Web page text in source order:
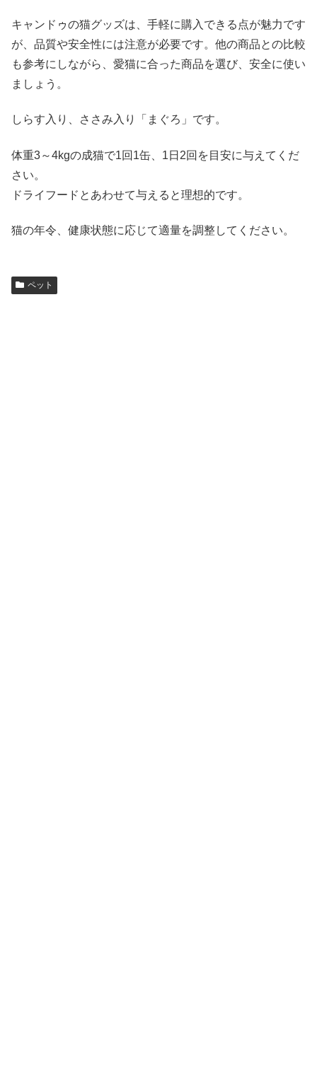
キャンドゥの猫グッズは、手軽に購入できる点が魅力です
が、品質や安全性には注意が必要です。他の商品との比較
も参考にしながら、愛猫に合った商品を選び、安全に使い
ましょう。
しらす入り、ささみ入り「まぐろ」です。
体重3～4kgの成猫で1回1缶、1日2回を目安に与えてくだ
さい。
ドライフードとあわせて与えると理想的です。
猫の年令、健康状態に応じて適量を調整してください。
ペット